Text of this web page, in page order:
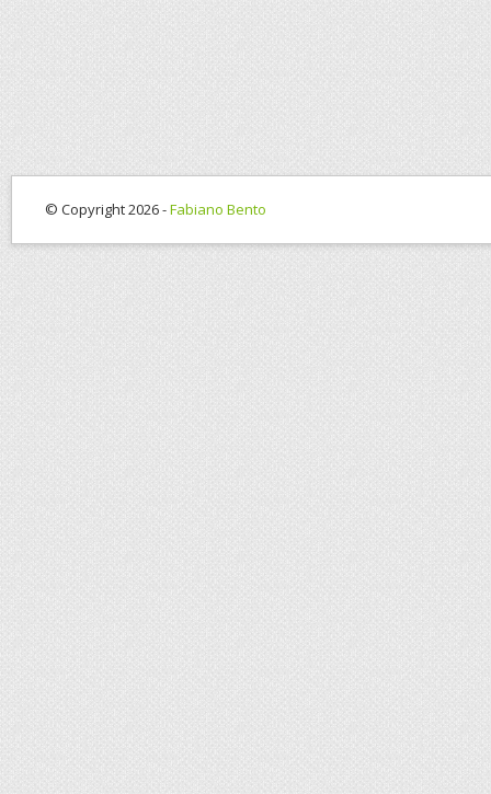
© Copyright 2026 -Fabiano Bento